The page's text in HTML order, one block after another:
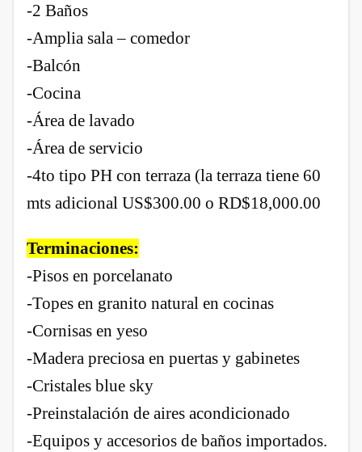
-2 Baños
-Amplia sala – comedor
-Balcón
-Cocina
-Área de lavado
-Área de servicio
-4to tipo PH con terraza (la terraza tiene 60
mts adicional US$300.00 o RD$18,000.00
Terminaciones:
-Pisos en porcelanato
-Topes en granito natural en cocinas
-Cornisas en yeso
-Madera preciosa en puertas y gabinetes
-Cristales blue sky
-Preinstalación de aires acondicionado
-Equipos y accesorios de baños importados.